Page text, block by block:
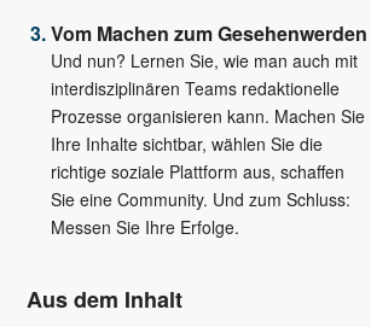
Vom Machen zum Gesehenwerden
Und nun? Lernen Sie, wie man auch mit
interdisziplinären Teams redaktionelle
Prozesse organisieren kann. Machen Sie
Ihre Inhalte sichtbar, wählen Sie die
richtige soziale Plattform aus, schaffen
Sie eine Community. Und zum Schluss:
Messen Sie Ihre Erfolge.
Aus dem Inhalt